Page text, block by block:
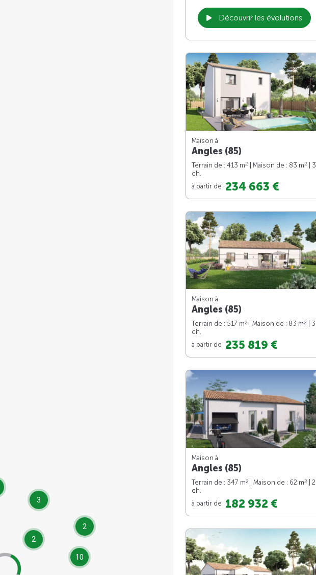
10
2
3
2
Découvrir les évolutions
Maison à
Angles (85)
Terrain de : 413 m2 | Maison de : 83 m2
| 3
ch.
à partir de 234 663 €
Maison à
Angles (85)
Terrain de : 517 m2 | Maison de : 83 m2
| 3
ch.
à partir de 235 819 €
Maison à
Angles (85)
Terrain de : 347 m2 | Maison de : 62 m2
| 2
ch.
à partir de 182 932 €